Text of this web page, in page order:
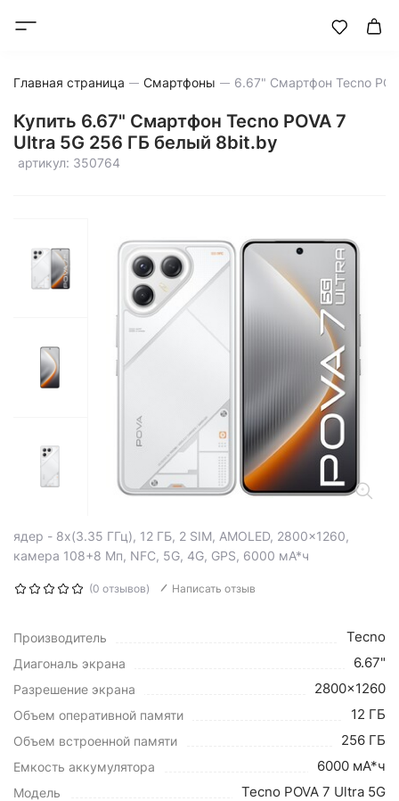
Главная страница Смартфоны
Купить 6.67" Смартфон Tecno POVA 7
Ultra 5G 256 ГБ белый 8bit.by
артикул: 350764
ядер - 8x(3.35 ГГц), 12 ГБ, 2 SIM, AMOLED, 2800x1260,
камера 108+8 Мп, NFC, 5G, 4G, GPS, 6000 мА*ч
(0 отзывов) Написать отзыв
Производитель Tecno
Диагональ экрана 6.67"
Разрешение экрана 2800x1260
Объем оперативной памяти 12 ГБ
Объем встроенной памяти 256 ГБ
Емкость аккумулятора 6000 мА*ч
Модель Tecno POVA 7 Ultra 5G